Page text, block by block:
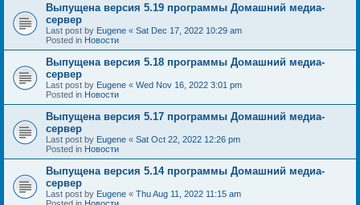
Выпущена версия 5.19 программы Домашний медиа-
сервер
Last post by Eugene « Sat Dec 17, 2022 10:29 am
Posted in Новости
Выпущена версия 5.18 программы Домашний медиа-
сервер
Last post by Eugene « Wed Nov 16, 2022 3:01 pm
Posted in Новости
Выпущена версия 5.17 программы Домашний медиа-
сервер
Last post by Eugene « Sat Oct 22, 2022 12:26 pm
Posted in Новости
Выпущена версия 5.14 программы Домашний медиа-
сервер
Last post by Eugene « Thu Aug 11, 2022 11:15 am
Posted in Новости